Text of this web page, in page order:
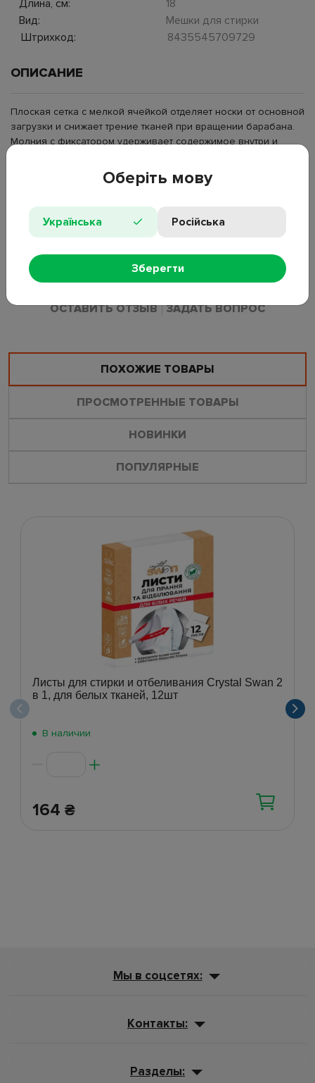
Длина, см:
18
Вид:
Мешки для стирки
Штрихкод:
8435545709729
ОПИСАНИЕ
Плоская сетка с мелкой ячейкой отделяет носки от основной
загрузки и снижает трение тканей при вращении барабана.
Молния с фиксатором удерживает содержимое внутри и
стирки пар носков без смешивания с другой одеждой.
Материал: полиэстер (сетка)
Форма: прямоугольная
Цвет: бежевый
ОСТАВИТЬ ОТЗЫВ ЗАДАТЬ ВОПРОС
ПОХОЖИЕ ТОВАРЫ
ПРОСМОТРЕННЫЕ ТОВАРЫ
НОВИНКИ
ПОПУЛЯРНЫЕ
Листы для стирки и отбеливания Crystal Swan 2
в 1, для белых тканей, 12шт
В наличии
164 ₴
Оберіть мову
Українська Російська
Зберегти
Мы в соцсетях:
Контакты:
Разделы: